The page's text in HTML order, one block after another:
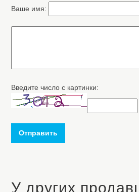
Ваше имя:
Введите число с картинки:
Отправить
У других